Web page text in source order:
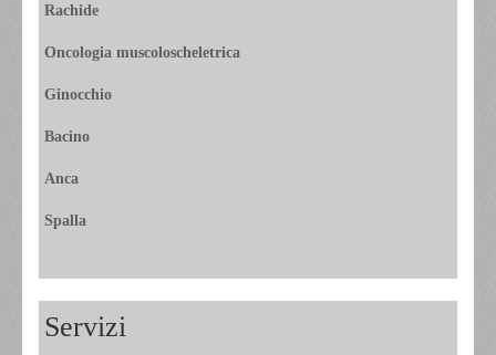
Rachide
Oncologia muscoloscheletrica
Ginocchio
Bacino
Anca
Spalla
Servizi